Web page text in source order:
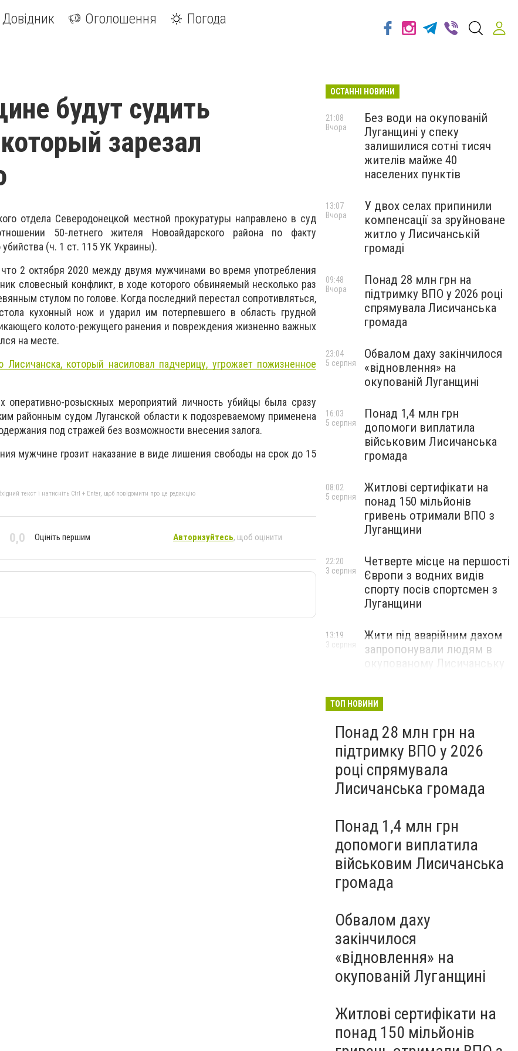
Довідник Оголошення Погода
будут судить
зарезал
отдела Северодонецкой местной прокуратуры направлено в суд
50-летнего жителя Новоайдарского района по факту
(ч. 1 ст. 115 УК Украины).
2 октября 2020 между двумя мужчинами во время употребления
словесный конфликт, в ходе которого обвиняемый несколько раз
стулом по голове. Когда последний перестал сопротивляться,
кухонный нож и ударил им потерпевшего в область грудной
колото-режущего ранения и повреждения жизненно важных
на месте.
Лисичанска, который насиловал падчерицу, угрожает пожизненное
оперативно-розыскных мероприятий личность убийцы была сразу
районным судом Луганской области к подозреваемому применена
под стражей без возможности внесения залога.
мужчине грозит наказание в виде лишения свободы на срок до 15
текст і натисніть Ctrl + Enter, щоб повідомити про це редакцію
0,0 Оцініть першим Авторизуйтесь, щоб оцінити
ОСТАННІ НОВИНИ
Без води на окупованій
Луганщині у спеку
залишилися сотні тисяч
жителів майже 40
населених пунктів
21:08
Вчора
У двох селах припинили
компенсації за зруйноване
житло у Лисичанській
громаді
13:07
Вчора
Понад 28 млн грн на
підтримку ВПО у 2026 році
спрямувала Лисичанська
громада
09:48
Вчора
Обвалом даху закінчилося
«відновлення» на
окупованій Луганщині
23:04
5 серпня
Понад 1,4 млн грн
допомоги виплатила
військовим Лисичанська
громада
16:03
5 серпня
Житлові сертифікати на
понад 150 мільйонів
гривень отримали ВПО з
Луганщини
08:02
5 серпня
Четверте місце на першості
Європи з водних видів
спорту посів спортсмен з
Луганщини
22:20
3 серпня
Жити під аварійним дахом
запропонували людям в
окупованому Лисичанську
13:19
3 серпня
ТОП НОВИНИ
Понад 28 млн грн на
підтримку ВПО у 2026
році спрямувала
Лисичанська громада
Понад 1,4 млн грн
допомоги виплатила
військовим Лисичанська
громада
Обвалом даху
закінчилося
«відновлення» на
окупованій Луганщині
Житлові сертифікати на
понад 150 мільйонів